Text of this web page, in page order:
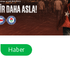
Haber